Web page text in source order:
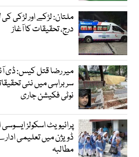
ملتان: لڑکے اور لڑکی
درج، تحقیقات کا آغاز
میر رضا قتل کیس: ڈی
سربراہی میں نئی
نوٹی فکیشن جاری
پرائیویٹ اسکولز
ڈویژن میں تعلیمی
مطالبہ